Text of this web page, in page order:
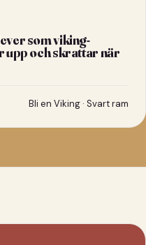
som viking-
upp och skrattar när
Bli en Viking · Svart ram